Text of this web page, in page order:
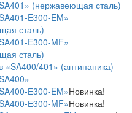
(нержавеющая сталь)
E300-EM»
сталь)
E300-MF»
сталь)
«SA400/401» (антипаника)
Е300-EM»Новинка!
Е300-MF»Новинка!